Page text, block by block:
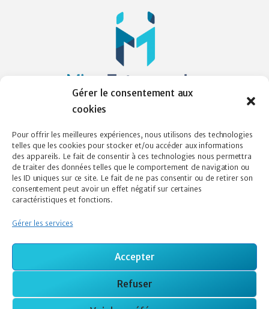
Gérer le consentement aux
cookies
Pour offrir les meilleures expériences, nous utilisons des technologies
telles que les cookies pour stocker et/ou accéder aux informations
des appareils. Le fait de consentir à ces technologies nous permettra
de traiter des données telles que le comportement de navigation ou
les ID uniques sur ce site. Le fait de ne pas consentir ou de retirer son
consentement peut avoir un effet négatif sur certaines
caractéristiques et fonctions.
Gérer les services
Accepter
Refuser
Sacré-Coeur, Québec
jgirard@microentreprendre-cotenord.org
418 617-3811
Je désire recevoir l'infolettre